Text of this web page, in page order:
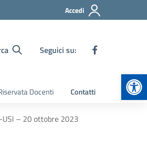
Accedi
Seguici su:
Docenti Contatti
USI – 20 ottobre 2023